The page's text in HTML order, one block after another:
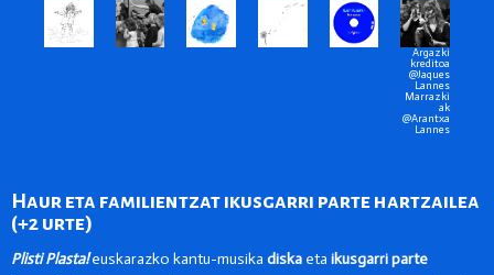
Argazki
kreditoa
@Jaques
Lannes
Marrazki
ak
@Arantxa
Lannes
Haur eta familientzat ikusgarri parte hartzailea
(+2 urte)
Plisti Plasta!euskarazko kantu-musika diska eta ikusgarri parte